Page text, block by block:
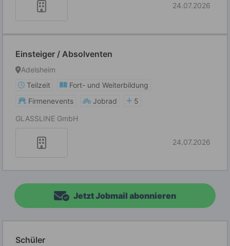
24.07.2026
Einsteiger / Absolventen
Adelsheim
Teilzeit
Fort- und Weiterbildung
Firmenevents
Jobrad
5
GLASSLINE GmbH
24.07.2026
Jetzt Jobmail abonnieren
Schüler